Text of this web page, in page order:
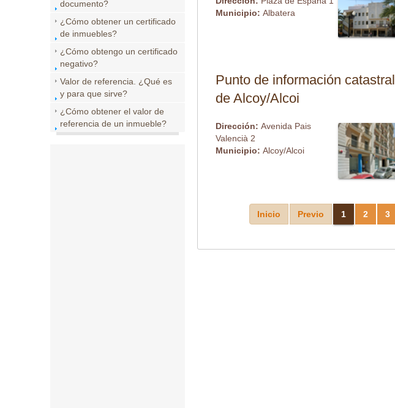
Municipio: Albatera
Punto de información catastral
de Alcoy/Alcoi
Dirección: Avenida Pais
Valencià 2
Municipio: Alcoy/Alcoi
Inicio Previo 1 2 3
documento?
¿Cómo obtener un certificado
de inmuebles?
¿Cómo obtengo un certificado
negativo?
Valor de referencia. ¿Qué es
y para que sirve?
¿Cómo obtener el valor de
referencia de un inmueble?